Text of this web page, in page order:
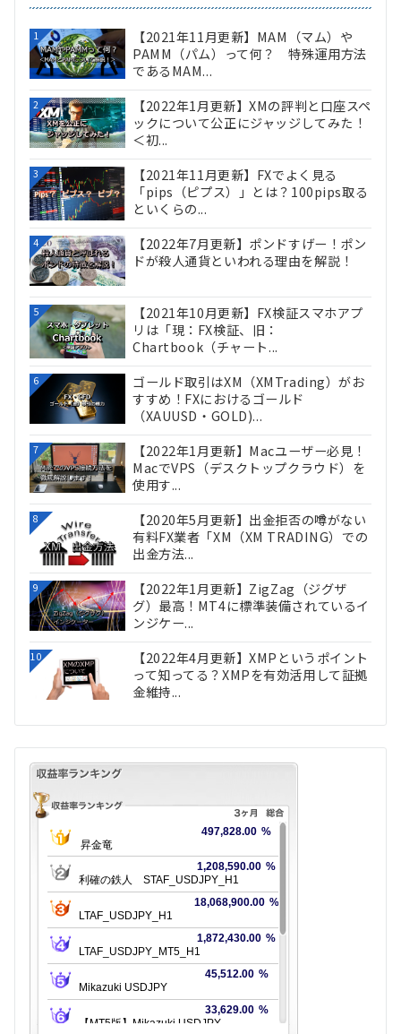
1
【2021年11月更新】MAM（マム）や
PAMM（パム）って何？ 特殊運用方法
であるMAM...
2
【2022年1月更新】XMの評判と口座スペ
ックについて公正にジャッジしてみた！
＜初...
3
【2021年11月更新】FXでよく見る
「pips（ピプス）」とは？100pips取る
といくらの...
4
【2022年7月更新】ポンドすげー！ポン
ドが殺人通貨といわれる理由を解説！
5
【2021年10月更新】FX検証スマホアプ
リは「現：FX検証、旧：
Chartbook（チャート...
6
ゴールド取引はXM（XMTrading）がお
すすめ！FXにおけるゴールド
（XAUUSD・GOLD)...
7
【2022年1月更新】Macユーザー必見！
MacでVPS（デスクトップクラウド）を
使用す...
8
【2020年5月更新】出金拒否の噂がない
有料FX業者「XM（XM TRADING）での
出金方法...
9
【2022年1月更新】ZigZag（ジグザ
グ）最高！MT4に標準装備されているイ
ンジケー...
10
【2022年4月更新】XMPというポイント
って知ってる？XMPを有効活用して証拠
金維持...